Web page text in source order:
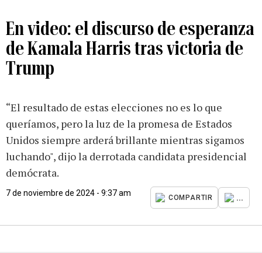
En video: el discurso de esperanza
de Kamala Harris tras victoria de
Trump
“El resultado de estas elecciones no es lo que
queríamos, pero la luz de la promesa de Estados
Unidos siempre arderá brillante mientras sigamos
luchando", dijo la derrotada candidata presidencial
demócrata.
7 de noviembre de 2024 - 9:37 am
COMPARTIR ...